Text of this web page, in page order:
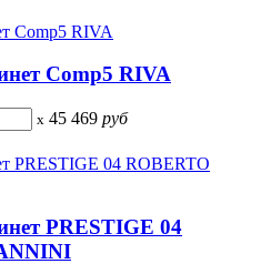
Comp5 RIVA
x 45 469 руб
PRESTIGE 04